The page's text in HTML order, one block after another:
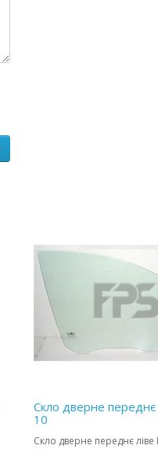
Скло дверне переднє
10
Скло дверне переднє